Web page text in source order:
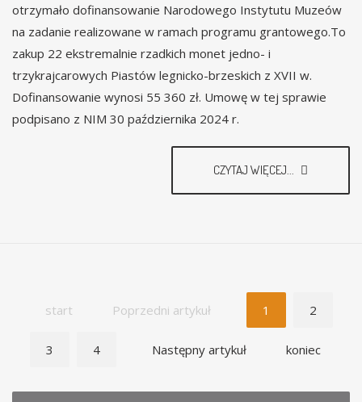
otrzymało dofinansowanie Narodowego Instytutu Muzeów
na zadanie realizowane w ramach programu grantowego.To
zakup 22 ekstremalnie rzadkich monet jedno- i
trzykrajcarowych Piastów legnicko-brzeskich z XVII w.
Dofinansowanie wynosi 55 360 zł. Umowę w tej sprawie
podpisano z NIM 30 października 2024 r.
CZYTAJ WIĘCEJ...
start Poprzedni artykuł 1 2
3 4 Następny artykuł koniec